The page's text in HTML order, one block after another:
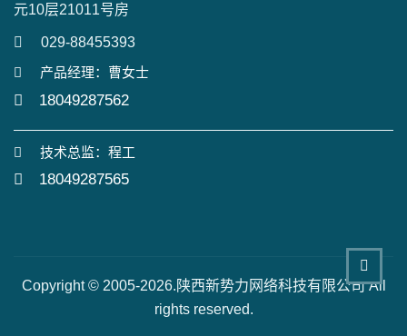
元10层21011号房
029-88455393
产品经理：曹女士
18049287562
技术总监：程工
18049287565
Copyright © 2005-2026.陕西新势力网络科技有限公司 All
rights reserved.